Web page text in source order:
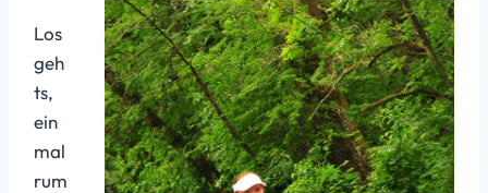
Los
geh
ts,
ein
mal
rum